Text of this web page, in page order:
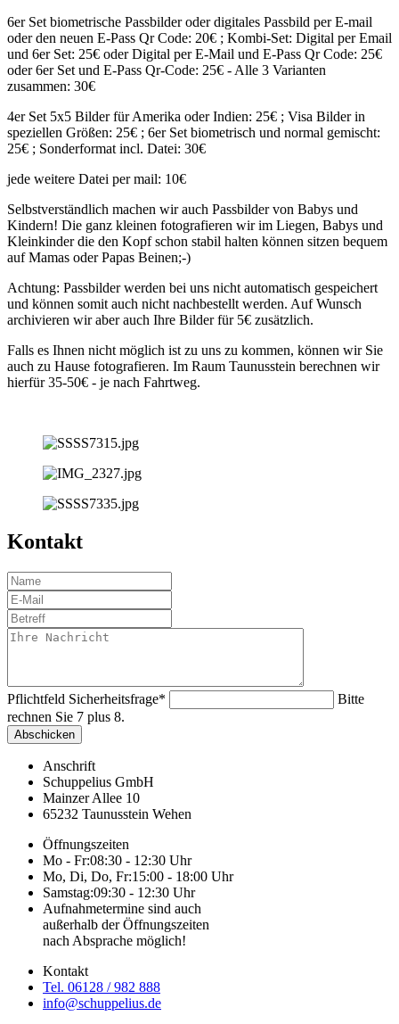
6er Set biometrische Passbilder oder digitales Passbild per E-mail
oder den neuen E-Pass Qr Code: 20€ ; Kombi-Set: Digital per Email
und 6er Set: 25€ oder Digital per E-Mail und E-Pass Qr Code: 25€
oder 6er Set und E-Pass Qr-Code: 25€ - Alle 3 Varianten
zusammen: 30€
4er Set 5x5 Bilder für Amerika oder Indien: 25€ ; Visa Bilder in
speziellen Größen: 25€ ; 6er Set biometrisch und normal gemischt:
25€ ; Sonderformat incl. Datei: 30€
jede weitere Datei per mail: 10€
Selbstverständlich machen wir auch Passbilder von Babys und
Kindern! Die ganz kleinen fotografieren wir im Liegen, Babys und
Kleinkinder die den Kopf schon stabil halten können sitzen bequem
auf Mamas oder Papas Beinen;-)
Achtung: Passbilder werden bei uns nicht automatisch gespeichert
und können somit auch nicht nachbestellt werden. Auf Wunsch
archivieren wir aber auch Ihre Bilder für 5€ zusätzlich.
Falls es Ihnen nicht möglich ist zu uns zu kommen, können wir Sie
auch zu Hause fotografieren. Im Raum Taunusstein berechnen wir
hierfür 35-50€ - je nach Fahrtweg.
Kontakt
Pflichtfeld Sicherheitsfrage*
Bitte
rechnen Sie 7 plus 8.
Anschrift
Schuppelius GmbH
Mainzer Allee 10
65232 Taunusstein Wehen
Öffnungszeiten
Mo - Fr:08:30 - 12:30 Uhr
Mo, Di, Do, Fr:15:00 - 18:00 Uhr
Samstag:09:30 - 12:30 Uhr
Aufnahmetermine sind auch
außerhalb der Öffnungszeiten
nach Absprache möglich!
Kontakt
Tel. 06128 / 982 888
info@schuppelius.de